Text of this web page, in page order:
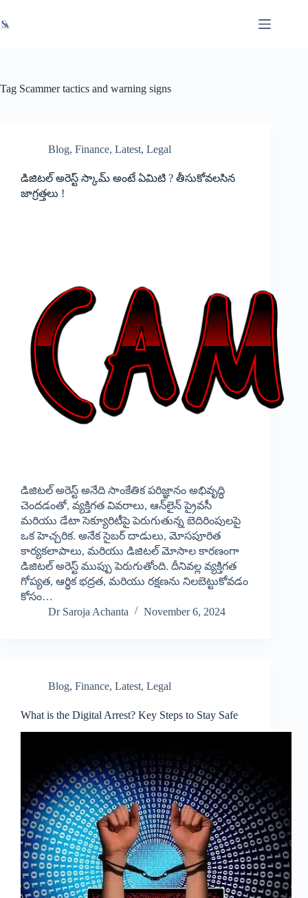
to
content
Tag Scammer tactics and warning signs
Blog, Finance, Latest, Legal
డిజిటల్ అరెస్ట్ స్కామ్ అంటే ఏమిటి ? తీసుకోవలసిన
జాగ్రత్తలు !
డిజిటల్ అరెస్ట్ అనేది సాంకేతిక పరిజ్ఞానం అభివృద్ధి
చెందడంతో, వ్యక్తిగత వివరాలు, ఆన్‌లైన్ ప్రైవసీ
మరియు డేటా సెక్యూరిటీపై పెరుగుతున్న బెదిరింపులపై
ఒక హెచ్చరిక. అనేక సైబర్ దాడులు, మోసపూరిత
కార్యకలాపాలు, మరియు డిజిటల్ మోసాల కారణంగా
డిజిటల్ అరెస్ట్ ముప్పు పెరుగుతోంది. దీనివల్ల వ్యక్తిగత
గోప్యత, ఆర్థిక భద్రత, మరియు రక్షణను నిలబెట్టుకోవడం
కోసం…
Dr Saroja Achanta
November 6, 2024
Blog, Finance, Latest, Legal
What is the Digital Arrest? Key Steps to Stay Safe